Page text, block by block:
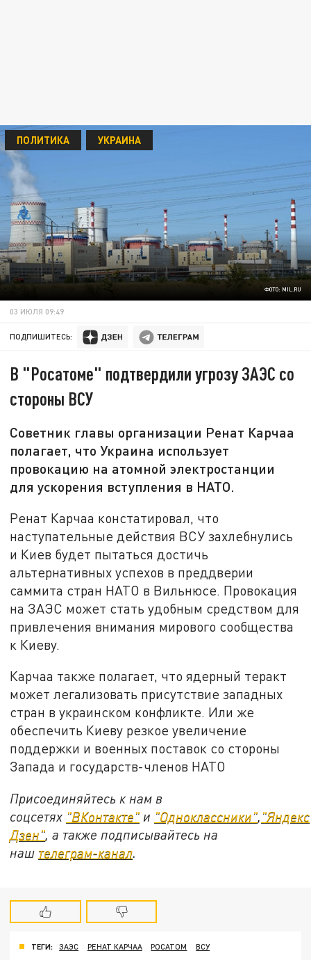
ФОТО: MIL.RU
ПОЛИТИКА УКРАИНА
03 ИЮЛЯ 09:49
ПОДПИШИТЕСЬ:
В "Росатоме" подтвердили угрозу ЗАЭС со
стороны ВСУ
Советник главы организации Ренат Карчаа
полагает, что Украина использует
провокацию на атомной электростанции
для ускорения вступления в НАТО.
Ренат Карчаа констатировал, что
наступательные действия ВСУ захлебнулись
и Киев будет пытаться достичь
альтернативных успехов в преддверии
саммита стран НАТО в Вильнюсе. Провокация
на ЗАЭС может стать удобным средством для
привлечения внимания мирового сообщества
к Киеву.
Карчаа также полагает, что ядерный теракт
может легализовать присутствие западных
стран в украинском конфликте. Или же
обеспечить Киеву резкое увеличение
поддержки и военных поставок со стороны
Запада и государств-членов НАТО
Присоединяйтесь к нам в
соцсетях "ВКонтакте" и "Одноклассники", "Яндекс
Дзен", а также подписывайтесь на
наш телеграм-канал.
ТЕГИ: ЗАЭС РЕНАТ КАРЧАА РОСАТОМ ВСУ